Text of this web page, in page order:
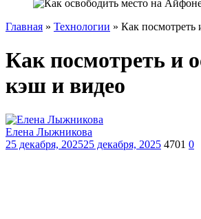
Главная » Технологии » Как посмотреть
Как посмотреть и
кэш и видео
Елена Лыжникова
25 декабря, 202525 декабря, 2025 4701 0